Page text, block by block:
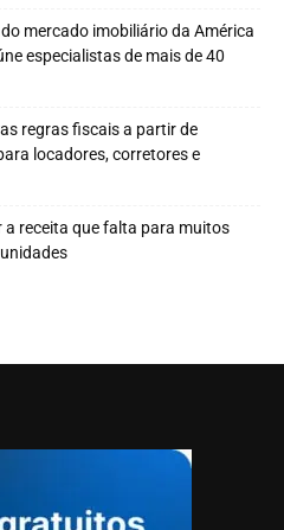
mercado imobiliário da América
especialistas de mais de 40
regras fiscais a partir de
locadores, corretores e
a receita que falta para muitos